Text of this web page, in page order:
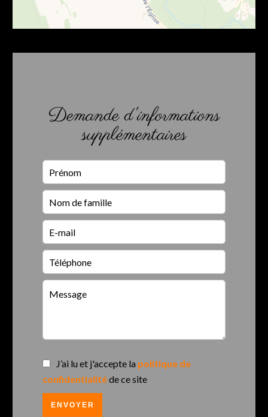
Demande d'informations
supplémentaires
J’ai lu et j'accepte la politique de
confidentialitéde ce site
ENVOYER